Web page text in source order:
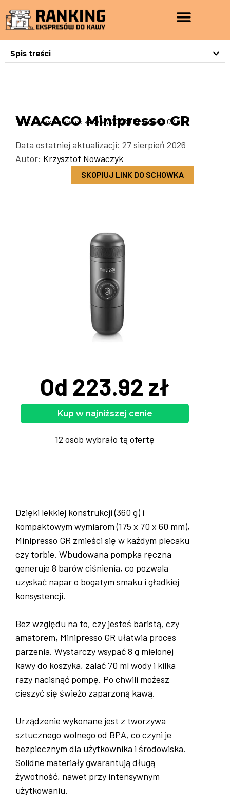
Spis treści
WACACO Minipresso GR
Ranking ekspresów do kawy » WACACO Minipresso GR
Data ostatniej aktualizacji: 27 sierpień 2026
Autor: Krzysztof Nowaczyk
SKOPIUJ LINK DO SCHOWKA
Od 223.92 zł
Kup w najniższej cenie
12 osób wybrało tą ofertę
Dzięki lekkiej konstrukcji (360 g) i
kompaktowym wymiarom (175 x 70 x 60 mm),
Minipresso GR zmieści się w każdym plecaku
czy torbie. Wbudowana pompka ręczna
generuje 8 barów ciśnienia, co pozwala
uzyskać napar o bogatym smaku i gładkiej
konsystencji.
Bez względu na to, czy jesteś baristą, czy
amatorem, Minipresso GR ułatwia proces
parzenia. Wystarczy wsypać 8 g mielonej
kawy do koszyka, zalać 70 ml wody i kilka
razy nacisnąć pompę. Po chwili możesz
cieszyć się świeżo zaparzoną kawą.
Urządzenie wykonane jest z tworzywa
sztucznego wolnego od BPA, co czyni je
bezpiecznym dla użytkownika i środowiska.
Solidne materiały gwarantują długą
żywotność, nawet przy intensywnym
użytkowaniu.